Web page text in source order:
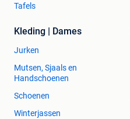
Tafels
Kleding | Dames
Jurken
Mutsen, Sjaals en
Handschoenen
Schoenen
Winterjassen